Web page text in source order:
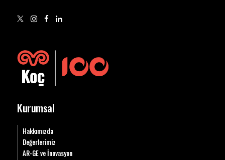
Kurumsal
Hakkımızda
Değerlerimiz
AR-GE ve İnovasyon